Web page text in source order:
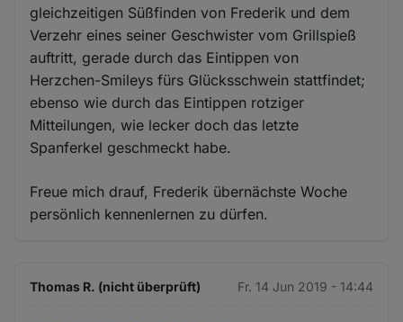
gleichzeitigen Süßfinden von Frederik und dem
Verzehr eines seiner Geschwister vom Grillspieß
auftritt, gerade durch das Eintippen von
Herzchen-Smileys fürs Glücksschwein stattfindet;
ebenso wie durch das Eintippen rotziger
Mitteilungen, wie lecker doch das letzte
Spanferkel geschmeckt habe.
Freue mich drauf, Frederik übernächste Woche
persönlich kennenlernen zu dürfen.
Thomas R. (nicht überprüft) Fr. 14 Jun 2019 - 14:44